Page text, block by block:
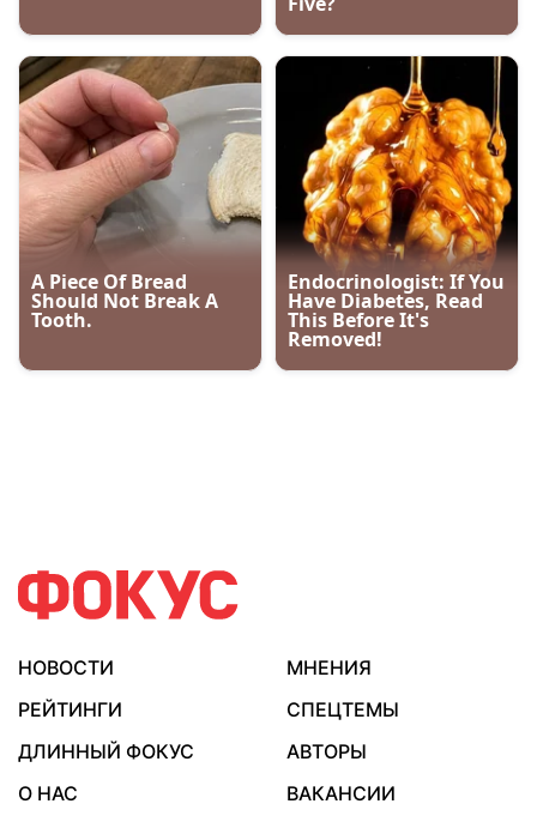
НОВОСТИ
МНЕНИЯ
РЕЙТИНГИ
СПЕЦТЕМЫ
ДЛИННЫЙ ФОКУС
АВТОРЫ
О НАС
ВАКАНСИИ